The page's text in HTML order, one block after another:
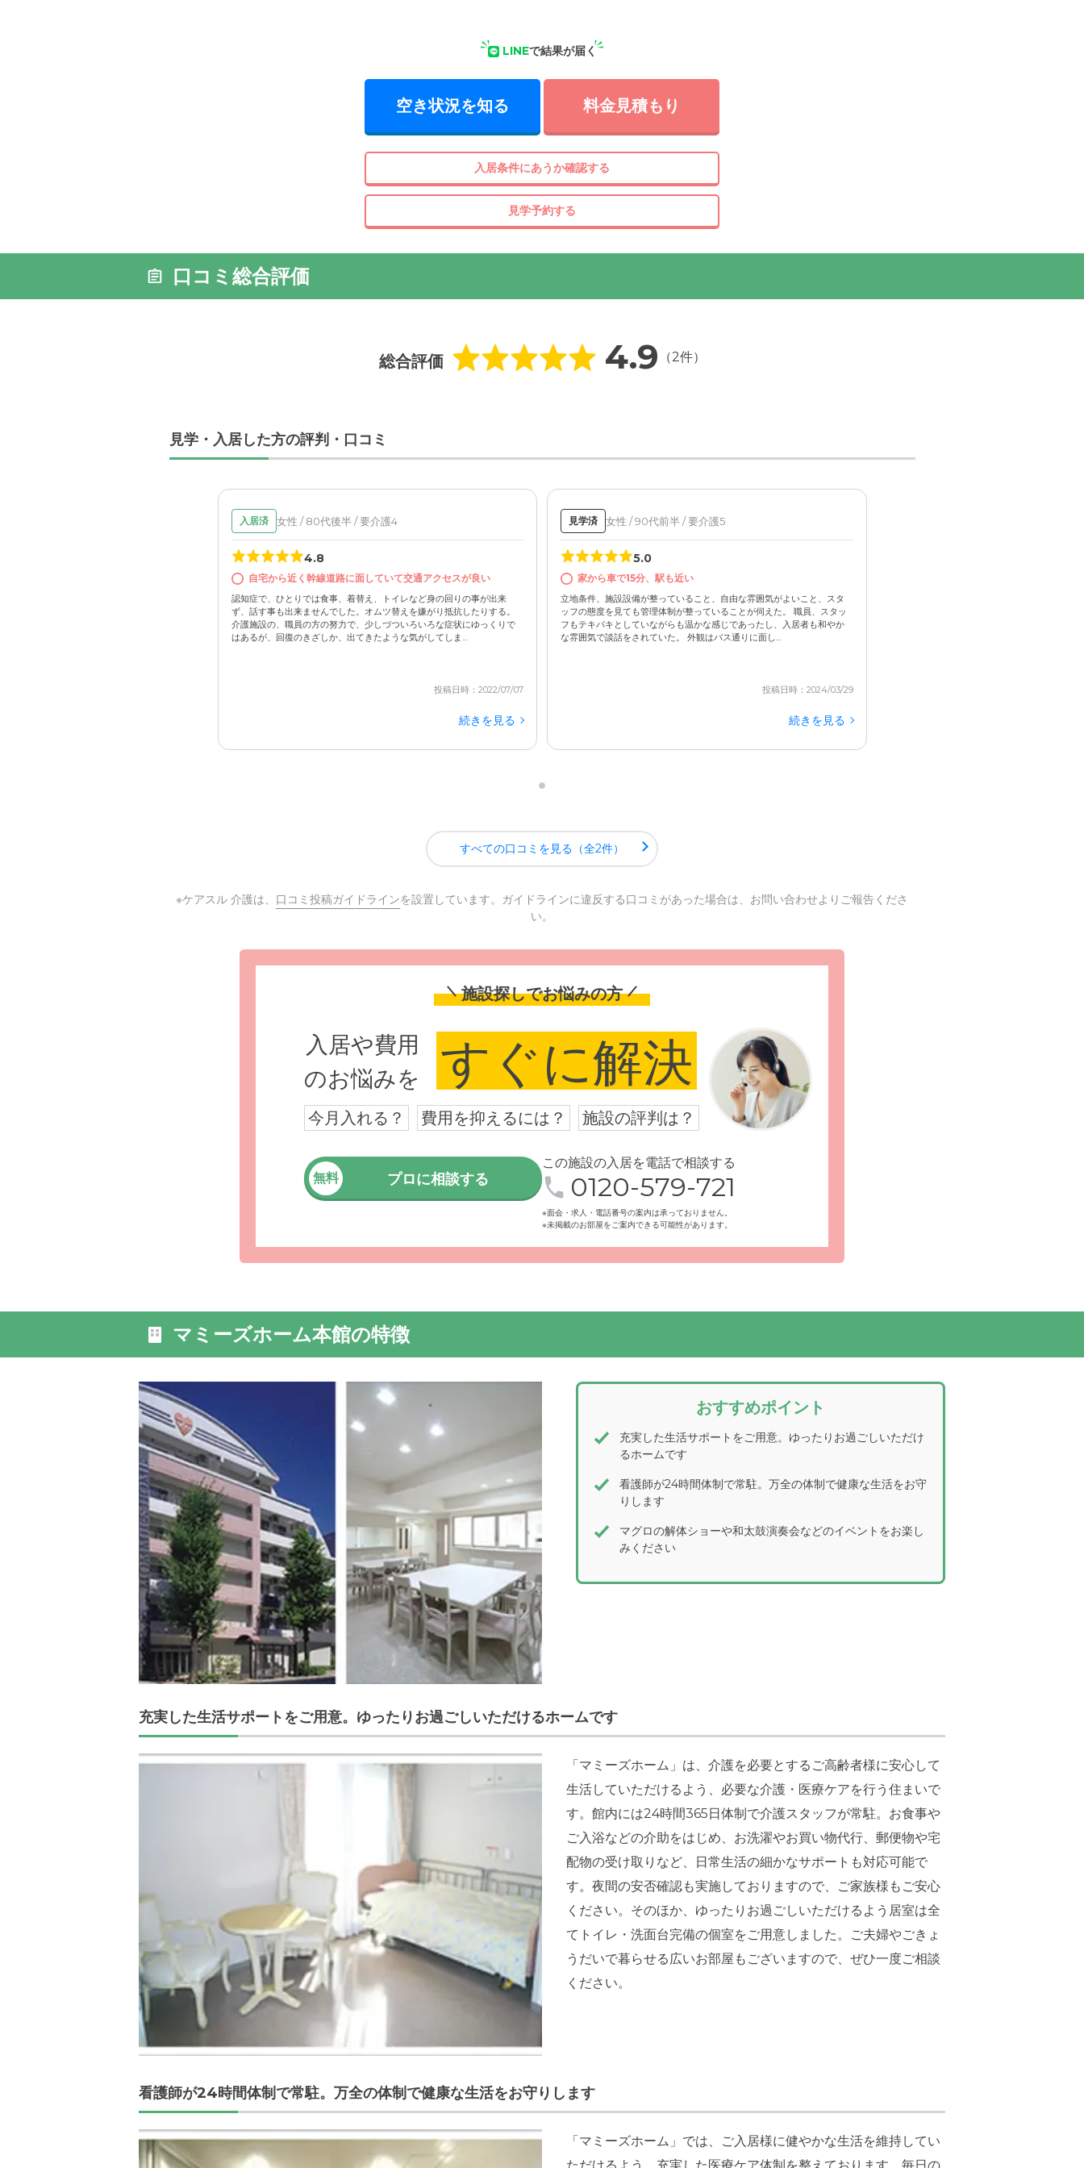
外観: 24時間体制の介護サービスをご提供しているホームです。目の前にバス停「清
LINEで結果が届く
空き状況を知る 料金見積もり
入居条件にあうか確認する
見学予約する
口コミ総合評価
総合評価 4.9 （2件）
見学・入居した方の評判・口コミ
入居済 女性 / 80代後半 / 要介護4
4.8
自宅から近く幹線道路に面していて交通アクセスが良い
認知症で、ひとりでは食事、着替え、トイレなど身の回りの事が出来
ず、話す事も出来ませんでした。オムツ替えを嫌がり抵抗したりする。
介護施設の、職員の方の努力で、少しづついろいろな症状にゆっくりで
はあるが、回復のきざしか、出てきたような気がしてしま...
投稿日時：2022/07/07
続きを見る
見学済 女性 / 90代前半 / 要介護5
5.0
家から車で15分、駅も近い
立地条件、施設設備が整っていること、自由な雰囲気がよいこと、スタ
ッフの態度を見ても管理体制が整っていることが伺えた。 職員、スタッ
フもテキパキとしていながらも温かな感じであったし、入居者も和やか
な雰囲気で談話をされていた。 外観はバス通りに面し...
投稿日時：2024/03/29
続きを見る
すべての口コミを見る（全2件）
※ケアスル 介護は、 口コミ投稿ガイドラインを設置しています。ガイドラインに違反する口コミがあった場合は、お問い合わせよりご報告くださ
い。
施設探しでお悩みの方
入居や費用
のお悩みを
すぐに解決
今月入れる？ 費用を抑えるには？ 施設の評判は？
無料 プロに相談する
この施設の入居を電話で相談する
0120-579-721
※面会・求人・電話番号の案内は承っておりません。
※未掲載のお部屋をご案内できる可能性があります。
マミーズホーム本館の特徴
おすすめポイント
充実した生活サポートをご用意。ゆったりお過ごしいただけ
るホームです
看護師が24時間体制で常駐。万全の体制で健康な生活をお守
りします
マグロの解体ショーや和太鼓演奏会などのイベントをお楽し
みください
充実した生活サポートをご用意。ゆったりお過ごしいただけるホームです
「マミーズホーム」は、介護を必要とするご高齢者様に安心して
生活していただけるよう、必要な介護・医療ケアを行う住まいで
す。館内には24時間365日体制で介護スタッフが常駐。お食事や
ご入浴などの介助をはじめ、お洗濯やお買い物代行、郵便物や宅
配物の受け取りなど、日常生活の細かなサポートも対応可能で
す。夜間の安否確認も実施しておりますので、ご家族様もご安心
ください。そのほか、ゆったりお過ごしいただけるよう居室は全
てトイレ・洗面台完備の個室をご用意しました。ご夫婦やごきょ
うだいで暮らせる広いお部屋もございますので、ぜひ一度ご相談
ください。
看護師が24時間体制で常駐。万全の体制で健康な生活をお守りします
「マミーズホーム」では、ご入居様に健やかな生活を維持してい